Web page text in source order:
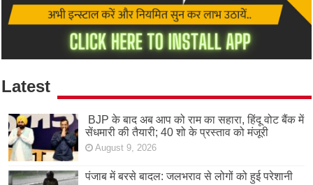
Latest
BJP के बाद अब आप को राम का सहारा, हिंदू वोट बैंक में
सेंधमारी की तैयारी; 40 शो के प्रस्ताव को मंजूरी
August 9, 2026
पंजाब में बरसे बादल: जलभराव से लोगों को हुई परेशानी